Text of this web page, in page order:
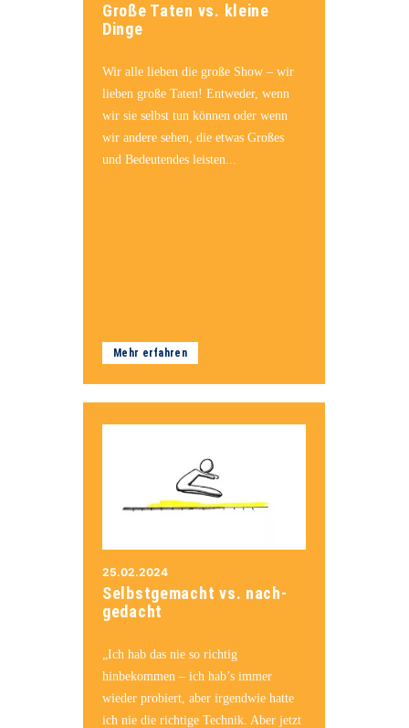
Große Taten vs. kleine
Dinge
Wir alle lieben die große Show – wir
lieben große Taten! Entweder, wenn
wir sie selbst tun können oder wenn
wir andere sehen, die etwas Großes
und Bedeutendes leisten...
Mehr erfahren
25.02.2024
Selbstgemacht vs. nach-
gedacht
„Ich hab das nie so richtig
hinbekommen – ich hab’s immer
wieder probiert, aber irgendwie hatte
ich nie die richtige Technik. Aber jetzt